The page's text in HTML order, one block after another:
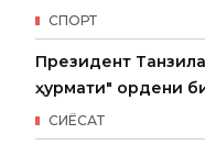
СПОРТ
Президент
ҳурмати" ордени
СИËСАТ